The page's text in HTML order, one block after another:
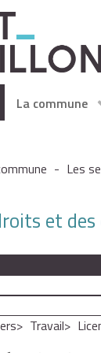
La commune
- Les
et
Travail